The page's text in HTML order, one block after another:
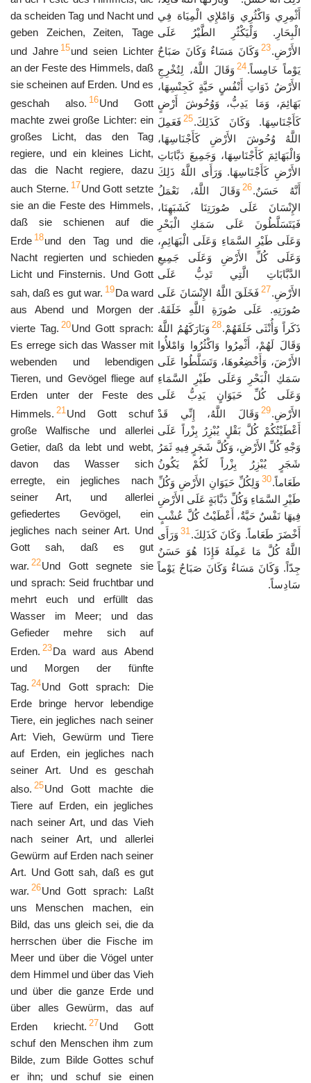
أَثْمِرِي وَاكْثُرِي وَامْلإِي الْمِيَاهَ فِي
الْبِحَارِ. وَلْيَكْثُرِ الطَّيْرُ عَلَى
الأَرْضِ.23 وَكَانَ مَسَاءٌ وَكَانَ صَبَاحٌ
يَوْماً خَامِساً.24 وَقَالَ اللَّهُ، لِتُخْرِجِ
الأَرْضُ ذَوَاتِ أَنْفُسٍ حَيَّةٍ كَجِنْسِهَا،
بَهَائِمَ، وَمَا يَدِبُّ، وَوُحُوشَ أَرْضٍ
كَأَجْنَاسِهَا. وَكَانَ كَذَلِكَ.25 فَعَمِلَ
اللَّهُ وُحُوشَ الأَرْضِ كَأَجْنَاسِهَا،
وَالْبَهَائِمَ كَأَجْنَاسِهَا، وَجَمِيعَ دَبَّابَاتِ
الأَرْضِ كَأَجْنَاسِهَا. وَرَأَى اللَّهُ ذَلِكَ
أَنَّهُ حَسَنٌ.26 وَقَالَ اللَّهُ، نَعْمَلُ
الإِنْسَانَ عَلَى صُورَتِنَا كَشَبَهِنَا،
فَيَتَسَلَّطُونَ عَلَى سَمَكِ الْبَحْرِ
وَعَلَى طَيْرِ السَّمَاءِ وَعَلَى الْبَهَائِمِ،
وَعَلَى كُلِّ الأَرْضِ وَعَلَى جَمِيعِ
الدَّبَّابَاتِ الَّتِي تَدِبُّ عَلَى
الأَرْضِ.27 فَخَلَقَ اللَّهُ الإِنْسَانَ عَلَى
صُورَتِهِ. عَلَى صُورَةِ اللَّهِ خَلَقَهُ.
ذَكَراً وَأُنْثَى خَلَقَهُمْ.28 وَبَارَكَهُمُ اللَّهُ
وَقَالَ لَهُمْ، أَثْمِرُوا وَاكْثُرُوا وَامْلأُوا
الأَرْضَ، وَأَخْضِعُوهَا، وَتَسَلَّطُوا عَلَى
سَمَكِ الْبَحْرِ وَعَلَى طَيْرِ السَّمَاءِ
وَعَلَى كُلِّ حَيَوَانٍ يَدِبُّ عَلَى
الأَرْضِ.29 وَقَالَ اللَّهُ، إِنِّي قَدْ
أَعْطَيْتُكُمْ كُلَّ بَقْلٍ يُبْزِرُ بِزْراً عَلَى
وَجْهِ كُلِّ الأَرْضِ، وَكُلَّ شَجَرٍ فِيهِ ثَمَرُ
شَجَرٍ يُبْزِرُ بِزْراً لَكُمْ يَكُونُ
طَعَاماً.30 وَلِكُلِّ حَيَوَانِ الأَرْضِ وَكُلِّ
طَيْرِ السَّمَاءِ وَكُلِّ دَبَّابَةٍ عَلَى الأَرْضِ
فِيهَا نَفْسٌ حَيَّةٌ، أَعْطَيْتُ كُلَّ عُشْبٍ
أَخْضَرَ طَعَاماً. وَكَانَ كَذَلِكَ.31 وَرَأَى
اللَّهُ كُلَّ مَا عَمِلَهُ فَإِذَا هُوَ حَسَنٌ
جِدّاً. وَكَانَ مَسَاءٌ وَكَانَ صَبَاحٌ يَوْماً
سَادِساً.
da scheiden Tag und Nacht und
geben Zeichen, Zeiten, Tage
und Jahre 15und seien Lichter
an der Feste des Himmels, daß
sie scheinen auf Erden. Und es
geschah also. 16Und Gott
machte zwei große Lichter: ein
großes Licht, das den Tag
regiere, und ein kleines Licht,
das die Nacht regiere, dazu
auch Sterne. 17Und Gott setzte
sie an die Feste des Himmels,
daß sie schienen auf die
Erde 18und den Tag und die
Nacht regierten und schieden
Licht und Finsternis. Und Gott
sah, daß es gut war. 19Da ward
aus Abend und Morgen der
vierte Tag. 20Und Gott sprach:
Es errege sich das Wasser mit
webenden und lebendigen
Tieren, und Gevögel fliege auf
Erden unter der Feste des
Himmels. 21Und Gott schuf
große Walfische und allerlei
Getier, daß da lebt und webt,
davon das Wasser sich
erregte, ein jegliches nach
seiner Art, und allerlei
gefiedertes Gevögel, ein
jegliches nach seiner Art. Und
Gott sah, daß es gut
war. 22Und Gott segnete sie
und sprach: Seid fruchtbar und
mehrt euch und erfüllt das
Wasser im Meer; und das
Gefieder mehre sich auf
Erden. 23Da ward aus Abend
und Morgen der fünfte
Tag. 24Und Gott sprach: Die
Erde bringe hervor lebendige
Tiere, ein jegliches nach seiner
Art: Vieh, Gewürm und Tiere
auf Erden, ein jegliches nach
seiner Art. Und es geschah
also. 25Und Gott machte die
Tiere auf Erden, ein jegliches
nach seiner Art, und das Vieh
nach seiner Art, und allerlei
Gewürm auf Erden nach seiner
Art. Und Gott sah, daß es gut
war. 26Und Gott sprach: Laßt
uns Menschen machen, ein
Bild, das uns gleich sei, die da
herrschen über die Fische im
Meer und über die Vögel unter
dem Himmel und über das Vieh
und über die ganze Erde und
über alles Gewürm, das auf
Erden kriecht. 27Und Gott
schuf den Menschen ihm zum
Bilde, zum Bilde Gottes schuf
er ihn; und schuf sie einen